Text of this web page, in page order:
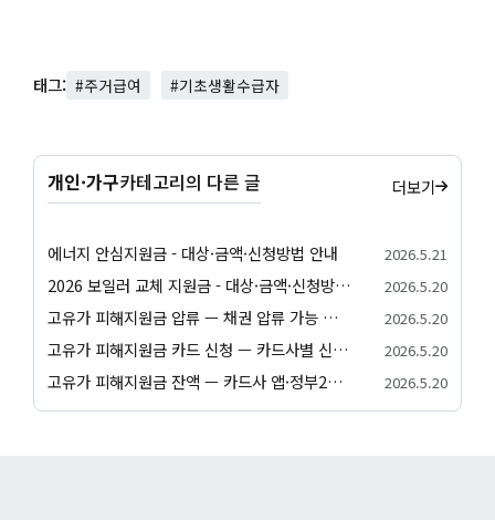
태그: #주거급여 #기초생활수급자
개인·가구카테고리의 다른 글 더보기
에너지 안심지원금 - 대상·금액·신청방법 안내 2026.5.21
2026 보일러 교체 지원금 - 대상·금액·신청방법 안내 2026.5.20
고유가 피해지원금 압류 — 채권 압류 가능 여부와 보호 절차 안내 2026.5.20
고유가 피해지원금 카드 신청 — 카드사별 신청 방법과 발급 절차 안내 2026.5.20
고유가 피해지원금 잔액 — 카드사 앱·정부24·앱별 잔액 조회 방법 2026.5.20